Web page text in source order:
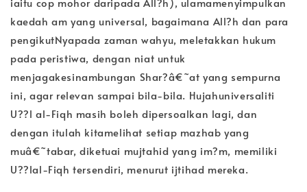
kaedah am yang universal, bagaimana All?h dan para
pengikutNyapada zaman wahyu, meletakkan hukum
pada peristiwa, dengan niat untuk
menjagakesinambungan Shar?â€˜at yang sempurna
ini, agar relevan sampai bila-bila. Hujahuniversaliti
U??l al-Fiqh masih boleh dipersoalkan lagi, dan
dengan itulah kitamelihat setiap mazhab yang
muâ€˜tabar, diketuai mujtahid yang im?m, memiliki
U??lal-Fiqh tersendiri, menurut ijtihad mereka.